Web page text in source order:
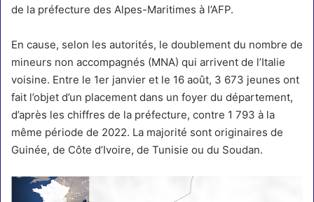
de la préfecture des Alpes-Maritimes à l’AFP.
En cause, selon les autorités, le doublement du nombre de
mineurs non accompagnés (MNA) qui arrivent de l’Italie
voisine. Entre le 1er janvier et le 16 août, 3 673 jeunes ont
fait l’objet d’un placement dans un foyer du département,
d’après les chiffres de la préfecture, contre 1 793 à la
même période de 2022. La majorité sont originaires de
Guinée, de Côte d’Ivoire, de Tunisie ou du Soudan.